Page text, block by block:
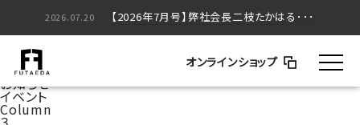
オンラインショップ
2026.05.20 【2026年5月号】弊社会長二枝たかはる･･･
2026.07.20 【2026年7月号】弊社会長二枝たかはる･･･
家づくりのはなし
コラム
お知らせ
イベント
Column